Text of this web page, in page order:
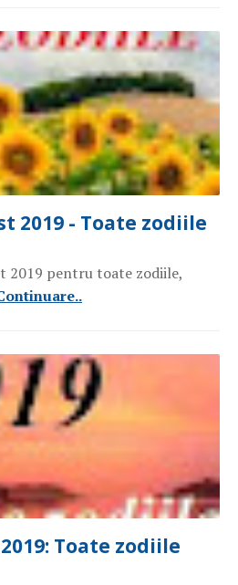
2019 - Toate zodiile
2019 pentru toate zodiile,
Toate zodiile